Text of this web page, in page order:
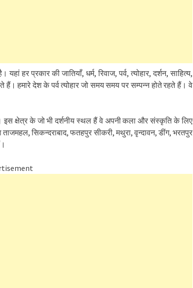
हर प्रकार की जातियाँ, धर्म, रिवाज, पर्व, त्योहार, दर्शन, साहित्य,
हमारे देश के पर्व त्योहार जो समय समय पर सम्पन्न होते रहते हैं। वे
इस क्षेत्र के जो भी दर्शनीय स्थल हैं वे अपनी कला और संस्कृति के लिए
सिकन्दराबाद, फतहपुर सीकरी, मथुरा, वृन्दावन, डींग, भरतपुर